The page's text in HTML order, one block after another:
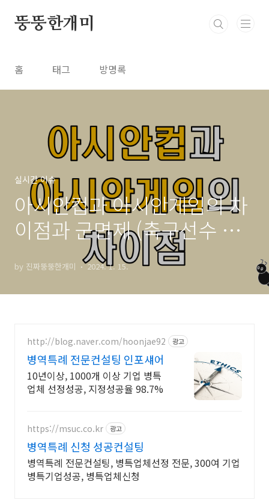
뚱뚱한개미
홈 태그 방명록
실시간 이슈
아시안컵과 아시안게임의 차
이점과 군면제 (축구선수 병
by 진짜뚱뚱한개미 2024. 1. 15.
http://blog.naver.com/hoonjae92 광고
병역특례 전문컨설팅 인포섀어
10년이상, 1000개 이상 기업 병특
업체 선정성공, 지정성공율 98.7%
https://msuc.co.kr 광고
병역특례 신청 성공컨설팅
병역특례 전문컨설팅, 병특업체선정 전문, 300여 기업
병특기업성공, 병특업체신청